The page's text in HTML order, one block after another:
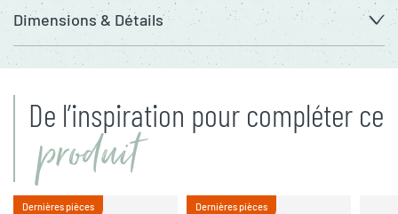
Dimensions & Détails
De l’inspiration pour compléter ce
produit
Dernières pièces Dernières pièces